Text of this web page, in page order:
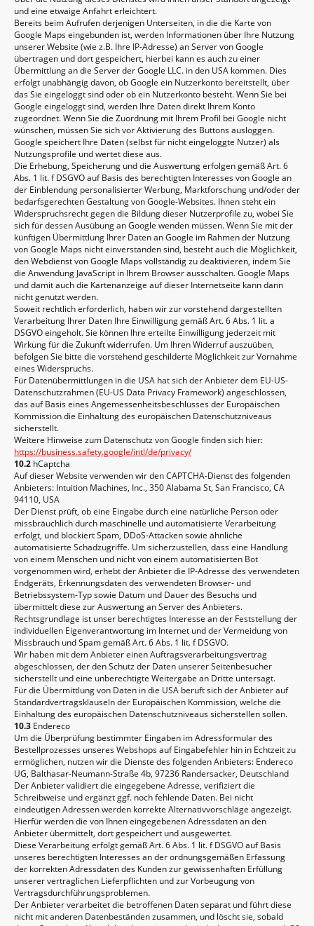
und eine etwaige Anfahrt erleichtert.
Bereits beim Aufrufen derjenigen Unterseiten, in die die Karte von
Google Maps eingebunden ist, werden Informationen über Ihre Nutzung
unserer Website (wie z.B. Ihre IP-Adresse) an Server von Google
übertragen und dort gespeichert, hierbei kann es auch zu einer
Übermittlung an die Server der Google LLC. in den USA kommen. Dies
erfolgt unabhängig davon, ob Google ein Nutzerkonto bereitstellt, über
das Sie eingeloggt sind oder ob ein Nutzerkonto besteht. Wenn Sie bei
Google eingeloggt sind, werden Ihre Daten direkt Ihrem Konto
zugeordnet. Wenn Sie die Zuordnung mit Ihrem Profil bei Google nicht
wünschen, müssen Sie sich vor Aktivierung des Buttons ausloggen.
Google speichert Ihre Daten (selbst für nicht eingeloggte Nutzer) als
Nutzungsprofile und wertet diese aus.
Die Erhebung, Speicherung und die Auswertung erfolgen gemäß Art. 6
Abs. 1 lit. f DSGVO auf Basis des berechtigten Interesses von Google an
der Einblendung personalisierter Werbung, Marktforschung und/oder der
bedarfsgerechten Gestaltung von Google-Websites. Ihnen steht ein
Widerspruchsrecht gegen die Bildung dieser Nutzerprofile zu, wobei Sie
sich für dessen Ausübung an Google wenden müssen. Wenn Sie mit der
künftigen Übermittlung Ihrer Daten an Google im Rahmen der Nutzung
von Google Maps nicht einverstanden sind, besteht auch die Möglichkeit,
den Webdienst von Google Maps vollständig zu deaktivieren, indem Sie
die Anwendung JavaScript in Ihrem Browser ausschalten. Google Maps
und damit auch die Kartenanzeige auf dieser Internetseite kann dann
nicht genutzt werden.
Soweit rechtlich erforderlich, haben wir zur vorstehend dargestellten
Verarbeitung Ihrer Daten Ihre Einwilligung gemäß Art. 6 Abs. 1 lit. a
DSGVO eingeholt. Sie können Ihre erteilte Einwilligung jederzeit mit
Wirkung für die Zukunft widerrufen. Um Ihren Widerruf auszuüben,
befolgen Sie bitte die vorstehend geschilderte Möglichkeit zur Vornahme
eines Widerspruchs.
Für Datenübermittlungen in die USA hat sich der Anbieter dem EU-US-
Datenschutzrahmen (EU-US Data Privacy Framework) angeschlossen,
das auf Basis eines Angemessenheitsbeschlusses der Europäischen
Kommission die Einhaltung des europäischen Datenschutzniveaus
sicherstellt.
Weitere Hinweise zum Datenschutz von Google finden sich hier:
https://business.safety.google/intl/de/privacy/
10.2 hCaptcha
Auf dieser Website verwenden wir den CAPTCHA-Dienst des folgenden
Anbieters: Intuition Machines, Inc., 350 Alabama St, San Francisco, CA
94110, USA
Der Dienst prüft, ob eine Eingabe durch eine natürliche Person oder
missbräuchlich durch maschinelle und automatisierte Verarbeitung
erfolgt, und blockiert Spam, DDoS-Attacken sowie ähnliche
automatisierte Schadzugriffe. Um sicherzustellen, dass eine Handlung
von einem Menschen und nicht von einem automatisierten Bot
vorgenommen wird, erhebt der Anbieter die IP-Adresse des verwendeten
Endgeräts, Erkennungsdaten des verwendeten Browser- und
Betriebssystem-Typ sowie Datum und Dauer des Besuchs und
übermittelt diese zur Auswertung an Server des Anbieters.
Rechtsgrundlage ist unser berechtigtes Interesse an der Feststellung der
individuellen Eigenverantwortung im Internet und der Vermeidung von
Missbrauch und Spam gemäß Art. 6 Abs. 1 lit. f DSGVO.
Wir haben mit dem Anbieter einen Auftragsverarbeitungsvertrag
abgeschlossen, der den Schutz der Daten unserer Seitenbesucher
sicherstellt und eine unberechtigte Weitergabe an Dritte untersagt.
Für die Übermittlung von Daten in die USA beruft sich der Anbieter auf
Standardvertragsklauseln der Europäischen Kommission, welche die
Einhaltung des europäischen Datenschutzniveaus sicherstellen sollen.
10.3 Endereco
Um die Überprüfung bestimmter Eingaben im Adressformular des
Bestellprozesses unseres Webshops auf Eingabefehler hin in Echtzeit zu
ermöglichen, nutzen wir die Dienste des folgenden Anbieters: Endereco
UG, Balthasar-Neumann-Straße 4b, 97236 Randersacker, Deutschland
Der Anbieter validiert die eingegebene Adresse, verifiziert die
Schreibweise und ergänzt ggf. noch fehlende Daten. Bei nicht
eindeutigen Adressen werden korrekte Alternativvorschläge angezeigt.
Hierfür werden die von Ihnen eingegebenen Adressdaten an den
Anbieter übermittelt, dort gespeichert und ausgewertet.
Diese Verarbeitung erfolgt gemäß Art. 6 Abs. 1 lit. f DSGVO auf Basis
unseres berechtigten Interesses an der ordnungsgemäßen Erfassung
der korrekten Adressdaten des Kunden zur gewissenhaften Erfüllung
unserer vertraglichen Lieferpflichten und zur Vorbeugung von
Vertragsdurchführungsproblemen.
Der Anbieter verarbeitet die betroffenen Daten separat und führt diese
nicht mit anderen Datenbeständen zusammen, und löscht sie, sobald